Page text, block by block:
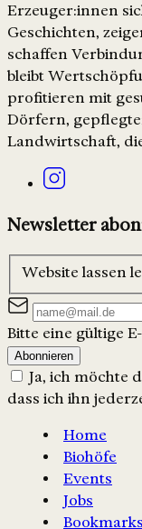
Erzeuger:innen
Geschichten,
schaffen
bleibt
profitieren mit
Dörfern,
Landwirtschaft,
Newsletter
Website lassen
Bitte eine gültige
Abonnieren
Ja, ich möchte
dass ich ihn
Home
Biohöfe
Events
Jobs
Bookmarks